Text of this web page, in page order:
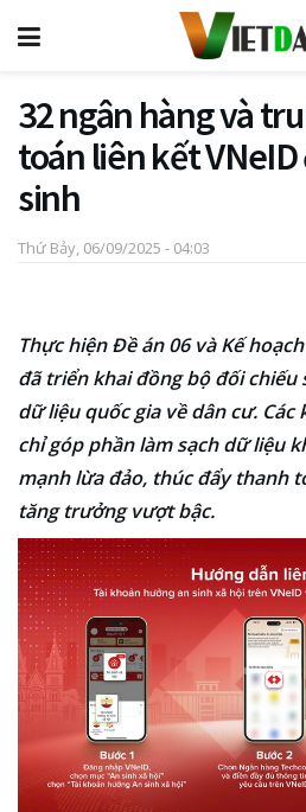
32 ngân hàng và
toán liên kết
sinh
Thứ Bảy, 06/09/2025 - 04:03
Thực hiện Đề án 06 và Kế
đã triển khai đồng bộ đối chiếu
dữ liệu quốc gia về dân cư.
chỉ góp phần làm sạch dữ liệu
mạnh lừa đảo, thúc đẩy thanh
tăng trưởng vượt bậc.